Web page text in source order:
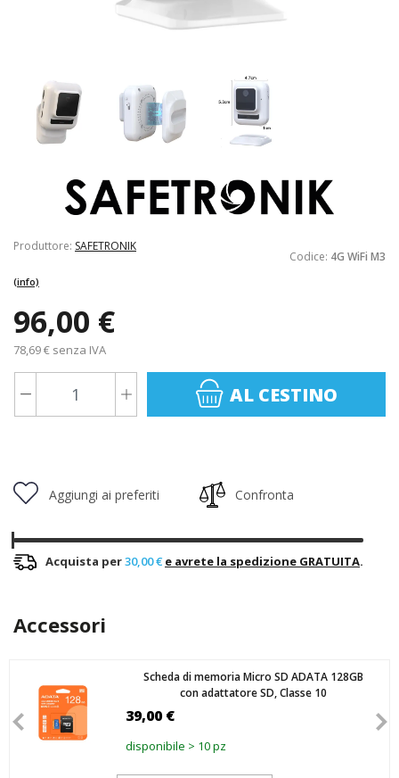
Produttore: SAFETRONIK
Codice: 4G WiFi M3
(info)
96,00 €
78,69 € senza IVA
AL CESTINO
Aggiungi ai preferiti Confronta
Acquista per30,00 € e avrete la spedizione GRATUITA.
Accessori
Scheda di memoria Micro SD ADATA 128GB
con adattatore SD, Classe 10
39,00 €
disponibile > 10 pz